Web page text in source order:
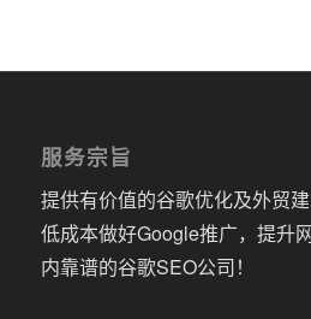
服务宗旨
提供有价值的谷歌优化及外贸
低成本做好Google推广，提升
内靠谱的谷歌SEO公司！